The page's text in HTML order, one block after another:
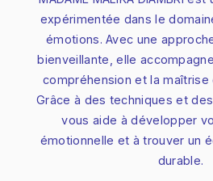
expérimentée dans le
émotions. Avec une
bienveillante, elle
compréhension et la
Grâce à des techniques et
vous aide à développer
émotionnelle et à trouver un
durable.